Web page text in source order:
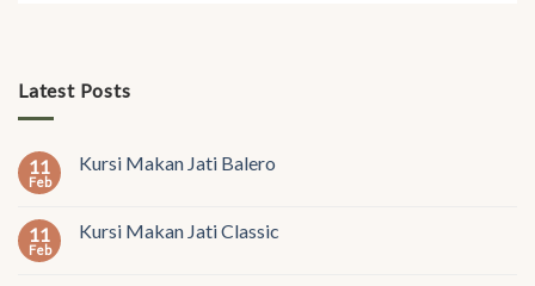
Latest Posts
11
Feb
Kursi Makan Jati Balero
11
Feb
Kursi Makan Jati Classic